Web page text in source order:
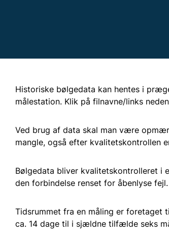
Esbjerg Ren
Historiske bølgedata kan hentes i
målestation. Klik på filnavne/links
Ved brug af data skal man være
mangle, også efter kvalitetskontrollen
Bølgedata bliver kvalitetskontrolleret i
den forbindelse renset for åbenlyse fejl.
Tidsrummet fra en måling er
ca. 14 dage til i sjældne tilfælde seks